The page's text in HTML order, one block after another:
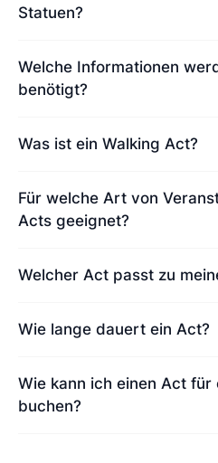
Statuen?
Welche Informationen
benötigt?
Was ist ein Walking Act?
Für welche Art von
Acts geeignet?
Welcher Act passt zu
Wie lange dauert ein Act?
Wie kann ich einen Act für
buchen?